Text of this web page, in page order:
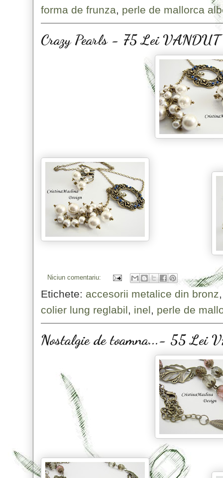
forma de frunza, perle de mallorca
Crazy Pearls - 75 Lei VANDUT
Niciun comentariu:
Etichete: accesorii metalice din bronz
colier lung reglabil, inel, perle de
Nostalgie de toamna...- 55 Lei